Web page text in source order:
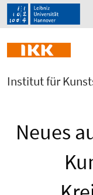
Institut für
Neues